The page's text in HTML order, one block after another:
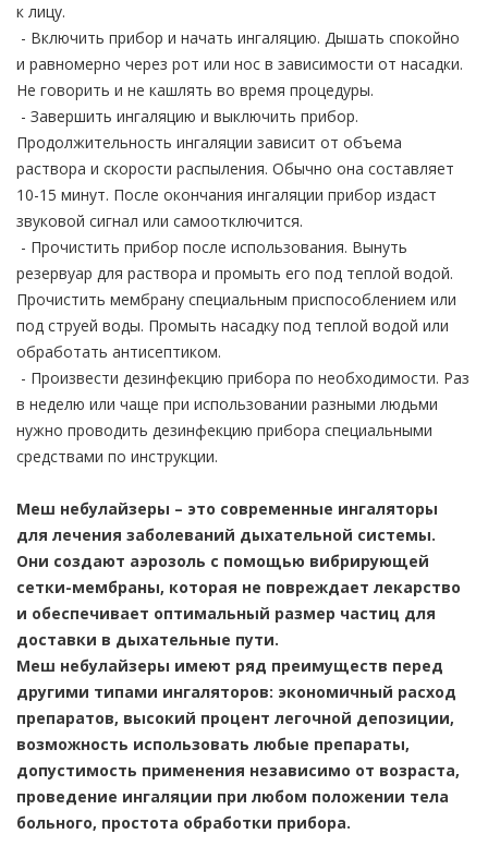
к лицу.
- Включить прибор и начать ингаляцию. Дышать спокойно
и равномерно через рот или нос в зависимости от насадки.
Не говорить и не кашлять во время процедуры.
- Завершить ингаляцию и выключить прибор.
Продолжительность ингаляции зависит от объема
раствора и скорости распыления. Обычно она составляет
10-15 минут. После окончания ингаляции прибор издаст
звуковой сигнал или самоотключится.
- Прочистить прибор после использования. Вынуть
резервуар для раствора и промыть его под теплой водой.
Прочистить мембрану специальным приспособлением или
под струей воды. Промыть насадку под теплой водой или
обработать антисептиком.
- Произвести дезинфекцию прибора по необходимости. Раз
в неделю или чаще при использовании разными людьми
нужно проводить дезинфекцию прибора специальными
средствами по инструкции.
Меш небулайзеры – это современные ингаляторы
для лечения заболеваний дыхательной системы.
Они создают аэрозоль с помощью вибрирующей
сетки-мембраны, которая не повреждает лекарство
и обеспечивает оптимальный размер частиц для
доставки в дыхательные пути.
Меш небулайзеры имеют ряд преимуществ перед
другими типами ингаляторов: экономичный расход
препаратов, высокий процент легочной депозиции,
возможность использовать любые препараты,
допустимость применения независимо от возраста,
проведение ингаляции при любом положении тела
больного, простота обработки прибора.